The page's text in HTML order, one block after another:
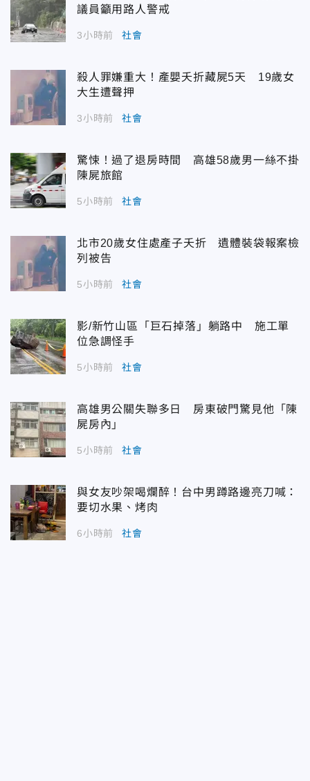
議員籲用路人警戒
3小時前 社會
殺人罪嫌重大！產嬰夭折藏屍5天 19歲女
大生遭聲押
3小時前 社會
驚悚！過了退房時間 高雄58歲男一絲不掛
陳屍旅館
5小時前 社會
北市20歲女住處產子夭折 遺體裝袋報案檢
列被告
5小時前 社會
影/新竹山區「巨石掉落」躺路中 施工單
位急調怪手
5小時前 社會
高雄男公關失聯多日 房東破門驚見他「陳
屍房內」
5小時前 社會
與女友吵架喝爛醉！台中男蹲路邊亮刀喊：
要切水果、烤肉
6小時前 社會